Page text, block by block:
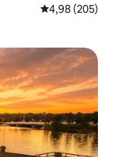
4,98 af 5 í
4,98 (205)